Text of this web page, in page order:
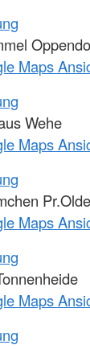
Maps
Wehe
Maps
Maps
Maps